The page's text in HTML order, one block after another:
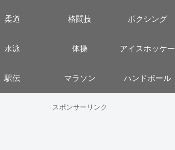
柔道 格闘技 ボクシング
水泳 体操 アイスホッケー
駅伝 マラソン ハンドボール
スポンサーリンク